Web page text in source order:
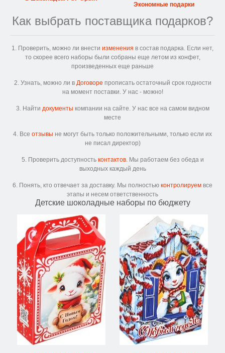
Экономные подарки
Как выбрать поставщика подарков?
1. Проверить, можно ли внести изменения в состав подарка. Если нет,
то скорее всего наборы были собраны еще летом из конфет,
произведенных еще раньше
2. Узнать, можно ли в Договоре прописать остаточный срок годности
на момент поставки. У нас - можно!
3. Найти документы компании на сайте. У нас все на самом видном
месте
4. Все отзывы не могут быть только положительными, только если их
не писал директор)
5. Проверить доступность контактов. Мы работаем без обеда и
выходных каждый день
6. Понять, кто отвечает за доставку. Мы полностью контролируем все
этапы и несем ответственность
Детские шоколадные наборы по бюджету